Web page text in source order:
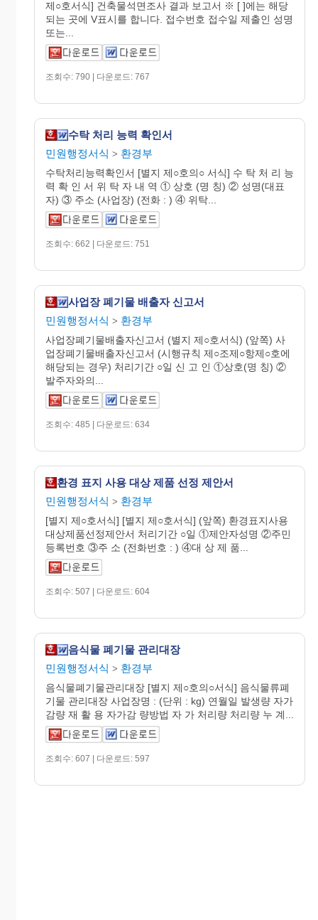
제○호서식] 건축물석면조사 결과 보고서 ※ [ ]에는 해당
되는 곳에 V표시를 합니다. 접수번호 접수일 제출인 성명
또는...
조회수: 790 | 다운로드: 767
수탁 처리 능력 확인서
민원행정서식 > 환경부
수탁처리능력확인서 [별지 제○호의○ 서식] 수 탁 처 리 능
력 확 인 서 위 탁 자 내 역 ① 상호 (명 칭) ② 성명(대표
자) ③ 주소 (사업장) (전화 : ) ④ 위탁...
조회수: 662 | 다운로드: 751
사업장 폐기물 배출자 신고서
민원행정서식 > 환경부
사업장폐기물배출자신고서 (별지 제○호서식) (앞쪽) 사
업장폐기물배출자신고서 (시행규칙 제○조제○항제○호에
해당되는 경우) 처리기간 ○일 신 고 인 ①상호(명 칭) ②
발주자와의...
조회수: 485 | 다운로드: 634
환경 표지 사용 대상 제품 선정 제안서
민원행정서식 > 환경부
[별지 제○호서식] [별지 제○호서식] (앞쪽) 환경표지사용
대상제품선정제안서 처리기간 ○일 ①제안자성명 ②주민
등록번호 ③주 소 (전화번호 : ) ④대 상 제 품...
조회수: 507 | 다운로드: 604
음식물 폐기물 관리대장
민원행정서식 > 환경부
음식물폐기물관리대장 [별지 제○호의○서식] 음식물류폐
기물 관리대장 사업장명 : (단위 : kg) 연월일 발생량 자가
감량 재 활 용 자가감 량방법 자 가 처리량 처리량 누 계...
조회수: 607 | 다운로드: 597